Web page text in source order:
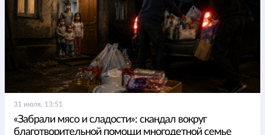
31 июля, 13:51
«Забрали мясо и сладости»: скандал вокруг
благотворительной помощи многодетной семье